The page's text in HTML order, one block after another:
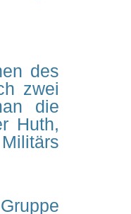
des
zwei
die
Huth,